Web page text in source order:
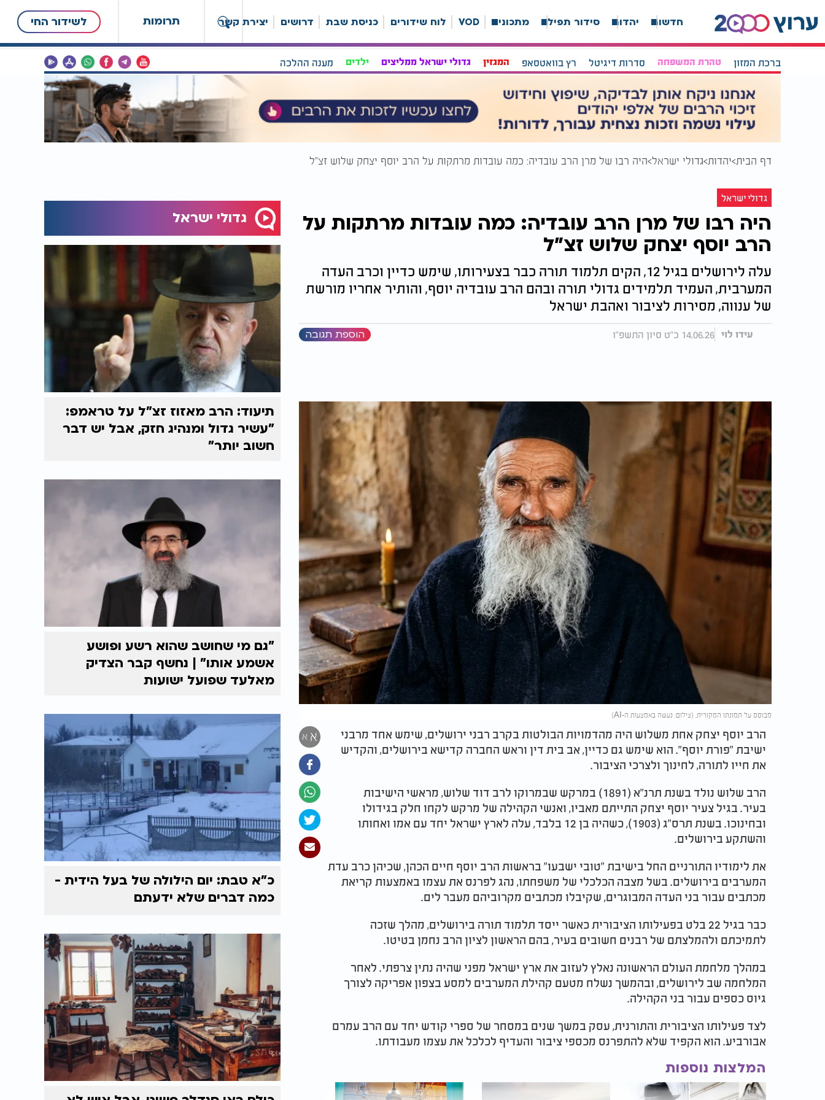
תרומות לשידור החי חדשות יהדות סידור תפילה מתכונים VOD לוח שידורים כניסת שבת דרושים יצירת קשר
ברכת המזון טהרת המשפחה סדרות דיגיטל רץ בוואטסאפ המגזין גדולי ישראל ממליצים ילדים מענה ההלכה
דף הבית יהדות גדולי ישראל היה רבו של מרן הרב עובדיה: כמה עובדות מרתקות על הרב יוסף יצחק שלוש זצ"ל
גדולי ישראל
היה רבו של מרן הרב עובדיה: כמה עובדות מרתקות על
הרב יוסף יצחק שלוש זצ"ל
עלה לירושלים בגיל 12, הקים תלמוד תורה כבר בצעירותו, שימש כדיין וכרב העדה
המערבית, העמיד תלמידים גדולי תורה ובהם הרב עובדיה יוסף, והותיר אחריו מורשת
של ענווה, מסירות לציבור ואהבת ישראל
עידו לוי 14.06.26 כ"ט סיון התשפ"ו הוספת תגובה
מבוסס על תמונתו המקורית. (צילום: נעשה באמצעות ה-AI)
א א
הרב יוסף יצחק אחת משלוש היה מהדמויות הבולטות בקרב רבני ירושלים, שימש אחד מרבני
ישיבת "פורת יוסף". הוא שימש גם כדיין, אב בית דין וראש החברה קדישא בירושלים, והקדיש
את חייו לתורה, לחינוך ולצרכי הציבור.
הרב שלוש נולד בשנת תרנ"א (1891) במרקש שבמרוקו לרב דוד שלוש, מראשי הישיבות
בעיר. בגיל צעיר יוסף יצחק התייתם מאביו, ואנשי הקהילה של מרקש לקחו חלק בגידולו
ובחינוכו. בשנת תרס"ג (1903), כשהיה בן 12 בלבד, עלה לארץ ישראל יחד עם אמו ואחותו
והשתקע בירושלים.
את לימודיו התורניים החל בישיבת "טובי ישבעו" בראשות הרב יוסף חיים הכהן, שכיהן כרב עדת
המערבים בירושלים. בשל מצבה הכלכלי של משפחתו, נהג לפרנס את עצמו באמצעות קריאת
מכתבים עבור בני העדה המבוגרים, שקיבלו מכתבים מקרוביהם מעבר לים.
כבר בגיל 22 בלט בפעילותו הציבורית כאשר ייסד תלמוד תורה בירושלים, מהלך שזכה
לתמיכתם ולהמלצתם של רבנים חשובים בעיר, בהם הראשון לציון הרב נחמן בטיטו.
במהלך מלחמת העולם הראשונה נאלץ לעזוב את ארץ ישראל מפני שהיה נתין צרפתי. לאחר
המלחמה שב לירושלים, ובהמשך נשלח מטעם קהילת המערבים למסע בצפון אפריקה לצורך
גיוס כספים עבור בני הקהילה.
לצד פעילותו הציבורית והתורנית, עסק במשך שנים במסחר של ספרי קודש יחד עם הרב עמרם
אבורביע. הוא הקפיד שלא להתפרנס מכספי ציבור והעדיף לכלכל את עצמו מעבודתו.
המלצות נוספות
גדולי ישראל
תיעוד: הרב מאזוז זצ"ל על טראמפ:
"עשיר גדול ומנהיג חזק, אבל יש דבר
חשוב יותר"
"גם מי שחושב שהוא רשע ופושע
אשמע אותו" | נחשף קבר הצדיק
מאלעד שפועל ישועות
כ"א טבת: יום הילולה של בעל הידית -
כמה דברים שלא ידעתם